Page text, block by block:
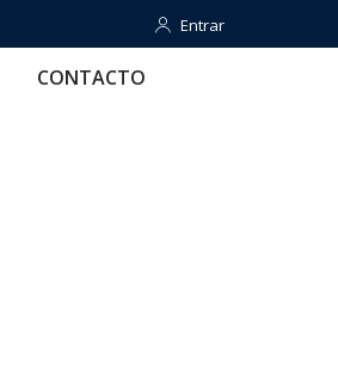
Entrar
Entrar
CONTACTO